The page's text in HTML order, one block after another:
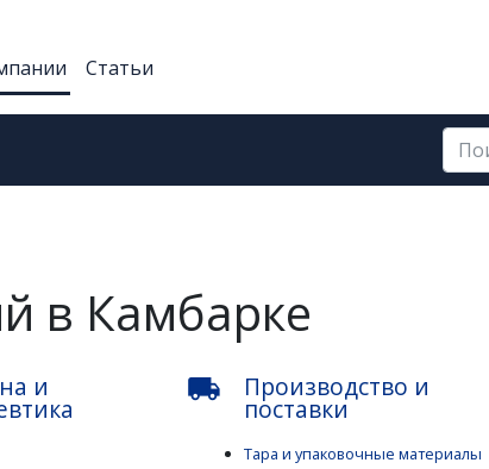
Статьи
в Камбарке
и local_shipping Производство и
поставки
Тара и упаковочные материалы